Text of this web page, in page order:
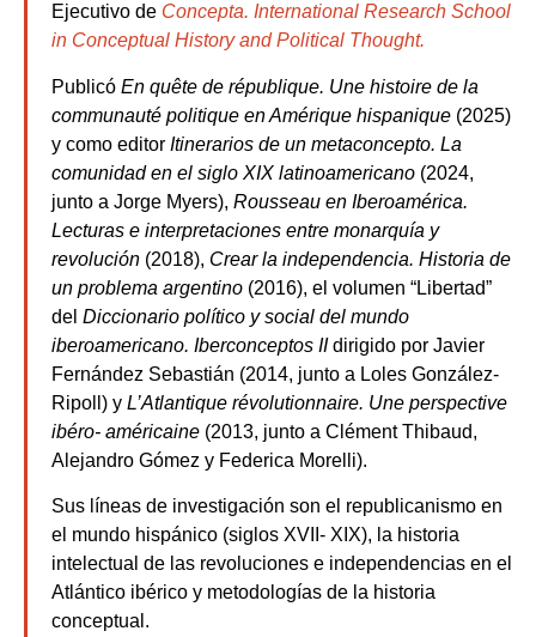
Ejecutivo de Concepta. International Research School
in Conceptual History and Political Thought.
Publicó En quête de république. Une histoire de la
communauté politique en Amérique hispanique (2025)
y como editor Itinerarios de un metaconcepto. La
comunidad en el siglo XIX latinoamericano (2024,
junto a Jorge Myers), Rousseau en Iberoamérica.
Lecturas e interpretaciones entre monarquía y
revolución (2018), Crear la independencia. Historia de
un problema argentino (2016), el volumen “Libertad”
del Diccionario político y social del mundo
iberoamericano. Iberconceptos IIdirigido por Javier
Fernández Sebastián (2014, junto a Loles González-
Ripoll) y L’Atlantique révolutionnaire. Une perspective
ibéro- américaine (2013, junto a Clément Thibaud,
Alejandro Gómez y Federica Morelli).
Sus líneas de investigación son el republicanismo en
el mundo hispánico (siglos XVII- XIX), la historia
intelectual de las revoluciones e independencias en el
Atlántico ibérico y metodologías de la historia
conceptual.